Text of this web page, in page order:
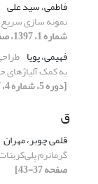
فاطمی، سید علی
نمونه سازی
شماره 1، 1397، صفحه 1-12]
فهیمی، پویا
به کمک آلیاژهای
[دوره 5، شماره 4، 1397، صفحه 44-55]
ق
قلمی چوبر، مهران
گرمانرم
صفحه 37-43]